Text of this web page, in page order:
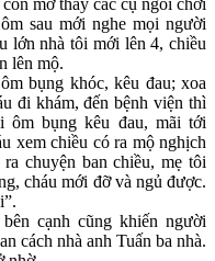
sau mới nghe mọi người
lớn nhà tôi mới lên 4, chiều
lên mộ.
bụng khóc, kêu đau; xoa
đi khám, đến bệnh viện thì
bụng kêu đau, mãi tới
xem chiều có ra mộ nghịch
chuyện ban chiều, mẹ tôi
cháu mới đỡ và ngủ được.
cạnh cũng khiến người
cách nhà anh Tuấn ba nhà.